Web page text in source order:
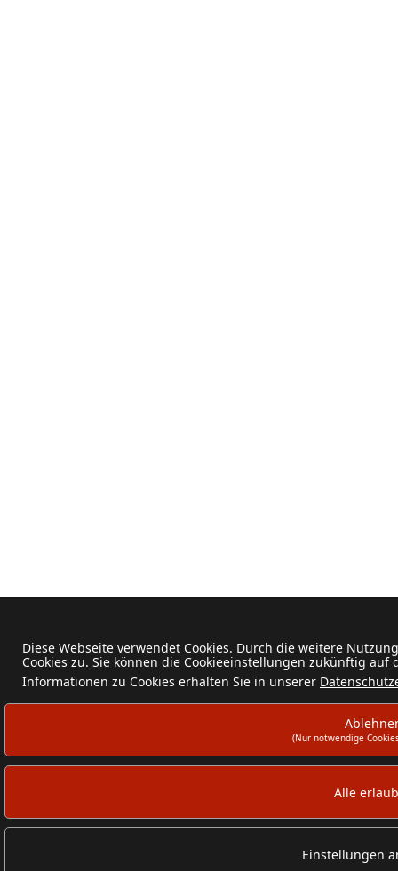
Diese Webseite verwendet Cookies. Durch die weitere
Cookies zu. Sie können die Cookieeinstellungen zukünftig
Informationen zu Cookies erhalten Sie in unserer
(Nur notwendige
Alle
Einstellungen